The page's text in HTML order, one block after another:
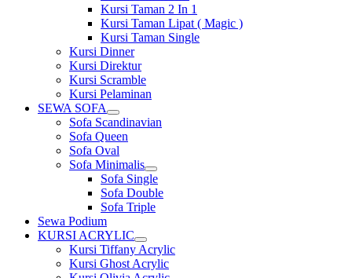
Kursi Taman 2 In 1
Kursi Taman Lipat ( Magic )
Kursi Taman Single
Kursi Dinner
Kursi Direktur
Kursi Scramble
Kursi Pelaminan
SEWA SOFA
Show
sub
menu
Sofa Scandinavian
Sofa Queen
Sofa Oval
Sofa Minimalis
Show
sub
menu
Sofa Single
Sofa Double
Sofa Triple
Sewa Podium
KURSI ACRYLIC
Show
sub
menu
Kursi Tiffany Acrylic
Kursi Ghost Acrylic